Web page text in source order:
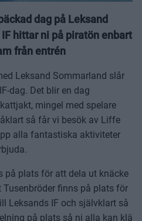
dag på Leksand
hittar ni på piratön enbart
från entrén
Leksand Sommarland slår
dag. Det blir en dag
mingel med spelare
så får vi besök av Liffe
alla fantastiska aktiviteter
på plats för att dela ut knäcke
finns på plats för
Leksands IF och självklart så
på plats så ni alla kan klä